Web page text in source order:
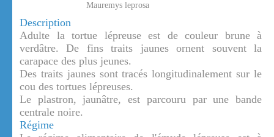
Mauremys leprosa
Description
Adulte la tortue lépreuse est de couleur brune à
verdâtre. De fins traits jaunes ornent souvent la
carapace des plus jeunes.
Des traits jaunes sont tracés longitudinalement sur le
cou des tortues lépreuses.
Le plastron, jaunâtre, est parcouru par une bande
centrale noire.
Régime